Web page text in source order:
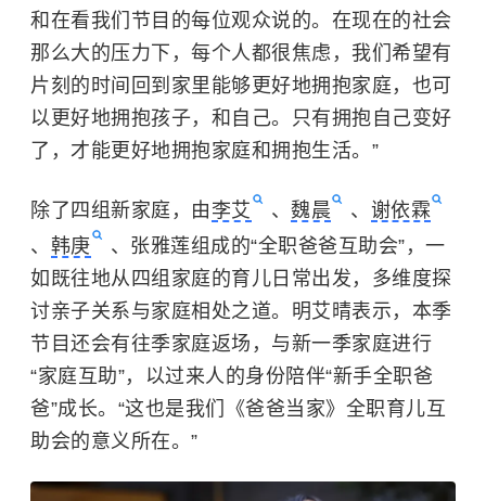
和在看我们节目的每位观众说的。在现在的社会
那么大的压力下，每个人都很焦虑，我们希望有
片刻的时间回到家里能够更好地拥抱家庭，也可
以更好地拥抱孩子，和自己。只有拥抱自己变好
了，才能更好地拥抱家庭和拥抱生活。”
除了四组新家庭，由 李艾 、 魏晨 、 谢依霖
、 韩庚
、张雅莲组成的“全职爸爸互助会”，一
如既往地从四组家庭的育儿日常出发，多维度探
讨亲子关系与家庭相处之道。明艾晴表示，本季
节目还会有往季家庭返场，与新一季家庭进行
“家庭互助”，以过来人的身份陪伴“新手全职爸
爸”成长。“这也是我们《爸爸当家》全职育儿互
助会的意义所在。”